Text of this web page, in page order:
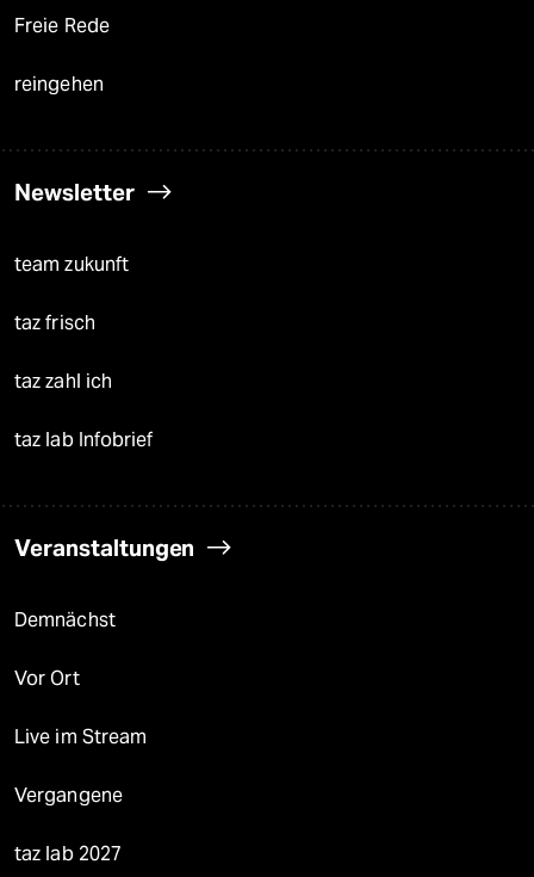
Freie Rede
reingehen
Newsletter
team zukunft
taz frisch
taz zahl ich
taz lab Infobrief
Veranstaltungen
Demnächst
Vor Ort
Live im Stream
Vergangene
taz lab 2027